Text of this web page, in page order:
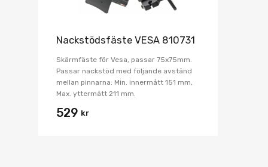
Nackstödsfäste VESA 810731
Skärmfäste för Vesa, passar 75x75mm.
Passar nackstöd med följande avstånd
mellan pinnarna: Min. innermått 151 mm,
Max. yttermått 211 mm.
529 kr